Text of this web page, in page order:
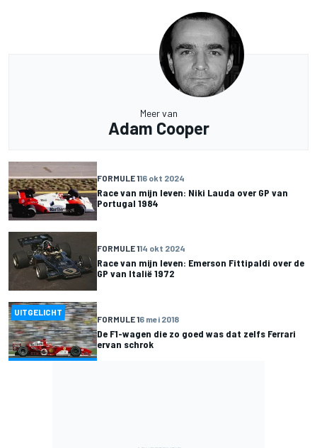
Meer van
Adam Cooper
FORMULE 116 okt 2024
Race van mijn leven: Niki Lauda over GP van
Portugal 1984
FORMULE 114 okt 2024
Race van mijn leven: Emerson Fittipaldi over de
GP van Italië 1972
UITGELICHT
FORMULE 16 mei 2018
De F1-wagen die zo goed was dat zelfs Ferrari
ervan schrok